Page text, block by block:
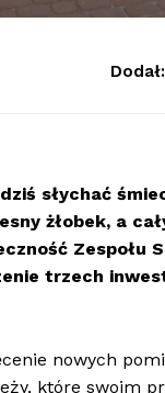
Dodał:
słychać
żłobek, a
Zespołu
trzech
nowych
które swoim